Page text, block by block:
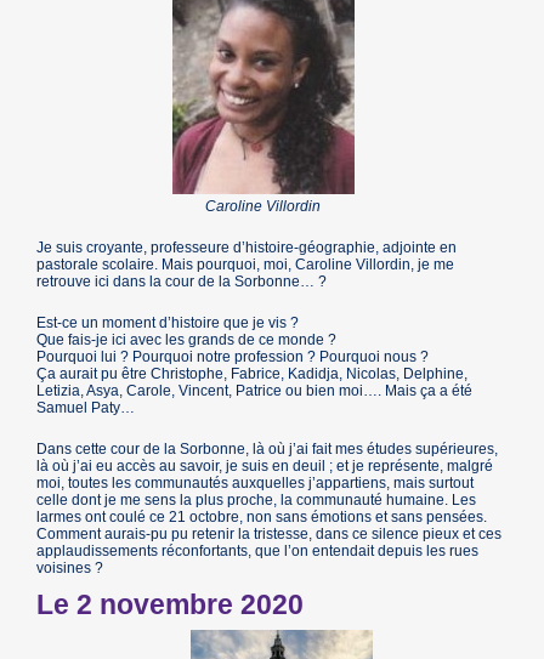
Caroline Villordin
Je suis croyante, professeure d’histoire-géographie, adjointe en
pastorale scolaire. Mais pourquoi, moi, Caroline Villordin, je me
retrouve ici dans la cour de la Sorbonne… ?
Est-ce un moment d’histoire que je vis ?
Que fais-je ici avec les grands de ce monde ?
Pourquoi lui ? Pourquoi notre profession ? Pourquoi nous ?
Ça aurait pu être Christophe, Fabrice, Kadidja, Nicolas, Delphine,
Letizia, Asya, Carole, Vincent, Patrice ou bien moi…. Mais ça a été
Samuel Paty…
Dans cette cour de la Sorbonne, là où j’ai fait mes études supérieures,
là où j’ai eu accès au savoir, je suis en deuil ; et je représente, malgré
moi, toutes les communautés auxquelles j’appartiens, mais surtout
celle dont je me sens la plus proche, la communauté humaine. Les
larmes ont coulé ce 21 octobre, non sans émotions et sans pensées.
Comment aurais-pu pu retenir la tristesse, dans ce silence pieux et ces
applaudissements réconfortants, que l’on entendait depuis les rues
voisines ?
Le 2 novembre 2020